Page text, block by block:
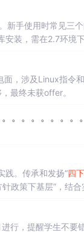
新手使用时常见三
装，需在2.7环境下
，涉及Linux指令
最终未获offer。
。。。。。。。。。
践。传承和发扬“四下
政策下基层”，结合
行，提醒学生不要